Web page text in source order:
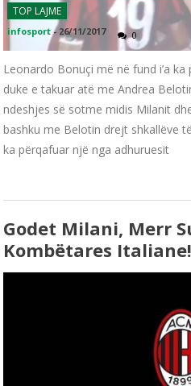
TOP LAJME
infosport - 26/11/2017 0
Leonardo Bonuçi më në fund i’a
duke e takuar atë me Andrea
ndeshjes së sotme midis Milanit
bashku me Belotin drejt shkallëve
ka përqafuar një nga adhuruesit
Godet Milani, Merr
Kombëtares